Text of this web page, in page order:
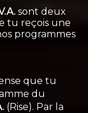
sont deux
tu reçois une
programmes
que tu
du
(Rise). Par la